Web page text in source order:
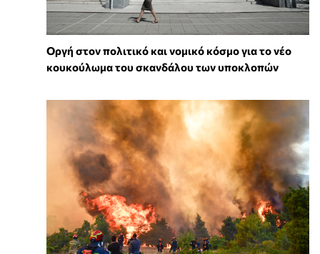
Οργή στον πολιτικό και νομικό κόσμο για το νέο
κουκούλωμα του σκανδάλου των υποκλοπών